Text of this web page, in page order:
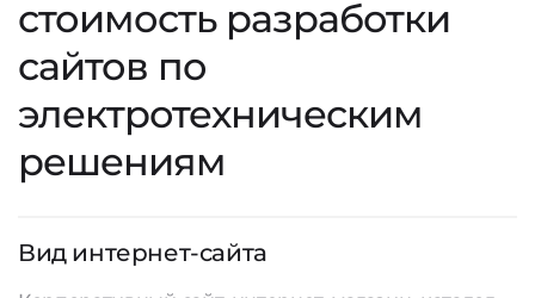
стоимость разработки
сайтов по
электротехническим
решениям
Вид интернет-сайта